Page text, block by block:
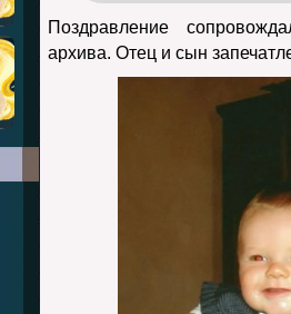
Поздравление
архива. Отец и сын